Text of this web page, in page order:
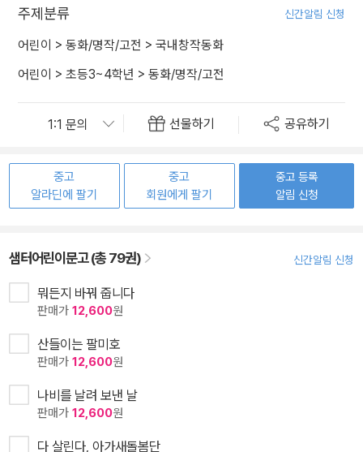
주제분류 신간알림 신청
어린이 > 동화/명작/고전 > 국내창작동화
어린이 > 초등3~4학년 > 동화/명작/고전
선물하기 공유하기
중고
알라딘에 팔기
중고
회원에게 팔기
중고 등록
알림 신청
샘터어린이문고 (총 79권) 신간알림 신청
뭐든지 바꿔 줍니다
판매가 12,600원
산들이는 팔미호
판매가 12,600원
나비를 날려 보낸 날
판매가 12,600원
다 살린다, 아가새돌봄단